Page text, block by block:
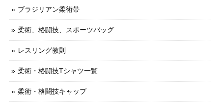
ブラジリアン柔術帯
柔術、格闘技、スポーツバッグ
レスリング教則
柔術・格闘技Tシャツ一覧
柔術・格闘技キャップ